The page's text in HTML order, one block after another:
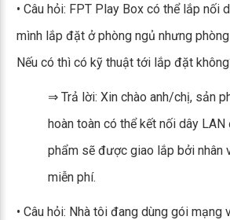
• Câu hỏi: FPT Play Box có thể lắp nối
mình lắp đặt ở phòng ngủ nhưng
Nếu có thì có kỹ thuật tới lắp đặt
⇒ Trả lời: Xin chào anh/chị, sản
hoàn toàn có thể kết nối dây
phẩm sẽ được giao lắp bởi nhân
miễn phí.
• Câu hỏi: Nhà tôi đang dùng gói mạng